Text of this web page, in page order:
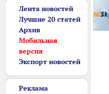
Лента новостей
Лучшие 20 статей
Архив
Мобильная
версия
Экспорт новостей
Реклама